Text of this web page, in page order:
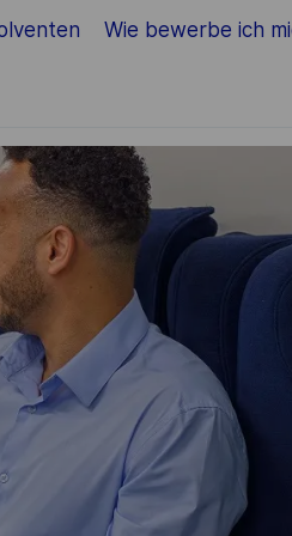
Wie bewerbe ich